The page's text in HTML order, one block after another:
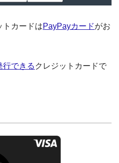
トカードはPayPayカードがお
行できる クレジットカードで